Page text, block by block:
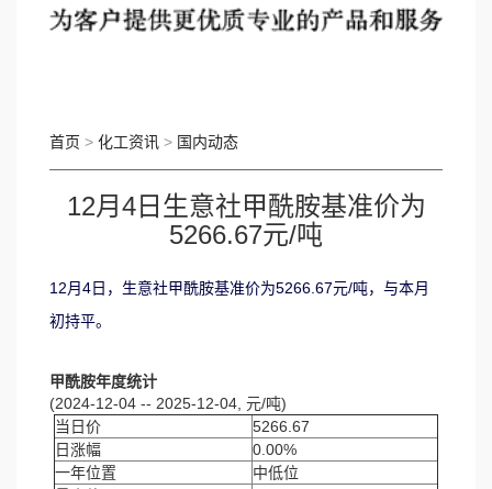
首页 > 化工资讯 > 国内动态
12月4日生意社甲酰胺基准价为
5266.67元/吨
12月4日，生意社甲酰胺基准价为5266.67元/吨，与本月
初持平。
甲酰胺年度统计
(2024-12-04 -- 2025-12-04, 元/吨)
当日价
5266.67
日涨幅
0.00%
一年位置
中低位